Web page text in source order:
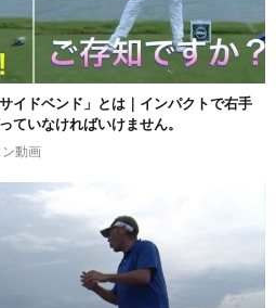
イドベンド」とは｜インパクトで右手
ていなければいけません。
ン動画